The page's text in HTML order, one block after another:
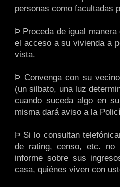
personas como facultadas
Þ Proceda de igual
el acceso a su vivienda a
vista.
Þ Convenga con su
(un silbato, una luz
cuando suceda algo en
misma dará aviso a la
Þ Si lo consultan
de rating, censo, etc. no
informe sobre sus
casa, quiénes viven con